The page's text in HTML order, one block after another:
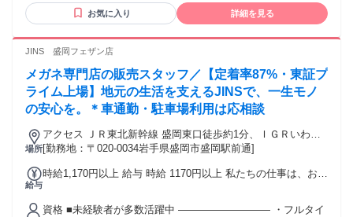
輩がみんな優しい」 とか「高校を卒業してなくても正社員に
なれるから」 とかでした（笑） でも長く続けていられるの
を見ていたお客様に 「こんなに丁寧にしてくれてありがと
様が 想像以上に喜んでくれたときもすごく 嬉しかったです。
普段無口な方だったのに たくさんお礼を言ってくださって、
大切な車だからこそ、丁寧に綺麗にしたら こんなに笑顔にな
ってもらえるんだなって 誇らしく思いました。 お客様とのか
かわりだけじゃなく、 自分自身の成長も楽しめる環境です。
どんどん上達しているのを感じられたり 先輩に褒めてもらえ
した！ 技術を身に付けられる仕事だから働いてて 安心感があ
きたい方には ピッタリの環境だと思います！
お気に入り 詳細を見る
JINS 盛岡フェザン店
メガネ専門店の販売スタッフ／【定着率87%・東証プ
ライム上場】地元の生活を支えるJINSで、一生モノ
の安心を。＊車通勤・駐車場利用は応相談
場所
アクセス ＪＲ東北新幹線 盛岡東口徒歩約1分、ＩＧＲいわて
銀河鉄道線 盛岡東口徒歩約1分、ＪＲ東北本線 盛岡東口徒歩
[勤務地：〒020-0034岩手県盛岡市盛岡駅前通]
給与
時給1,170円以上 給与 時給 1170円以上 私たちの仕事は、お客
機会がたくさん。 あなたのアイデアと笑顔は、この街と、そ
資格 ■未経験者が多数活躍中 ――――――――― ・フルタイ